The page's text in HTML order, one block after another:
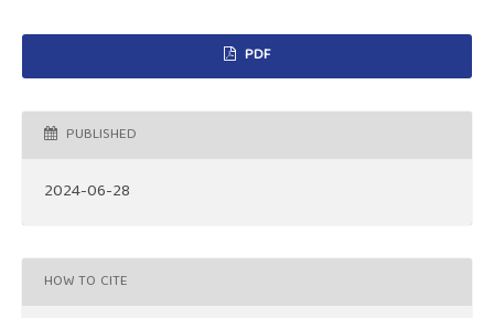
PDF
PUBLISHED
2024-06-28
HOW TO CITE